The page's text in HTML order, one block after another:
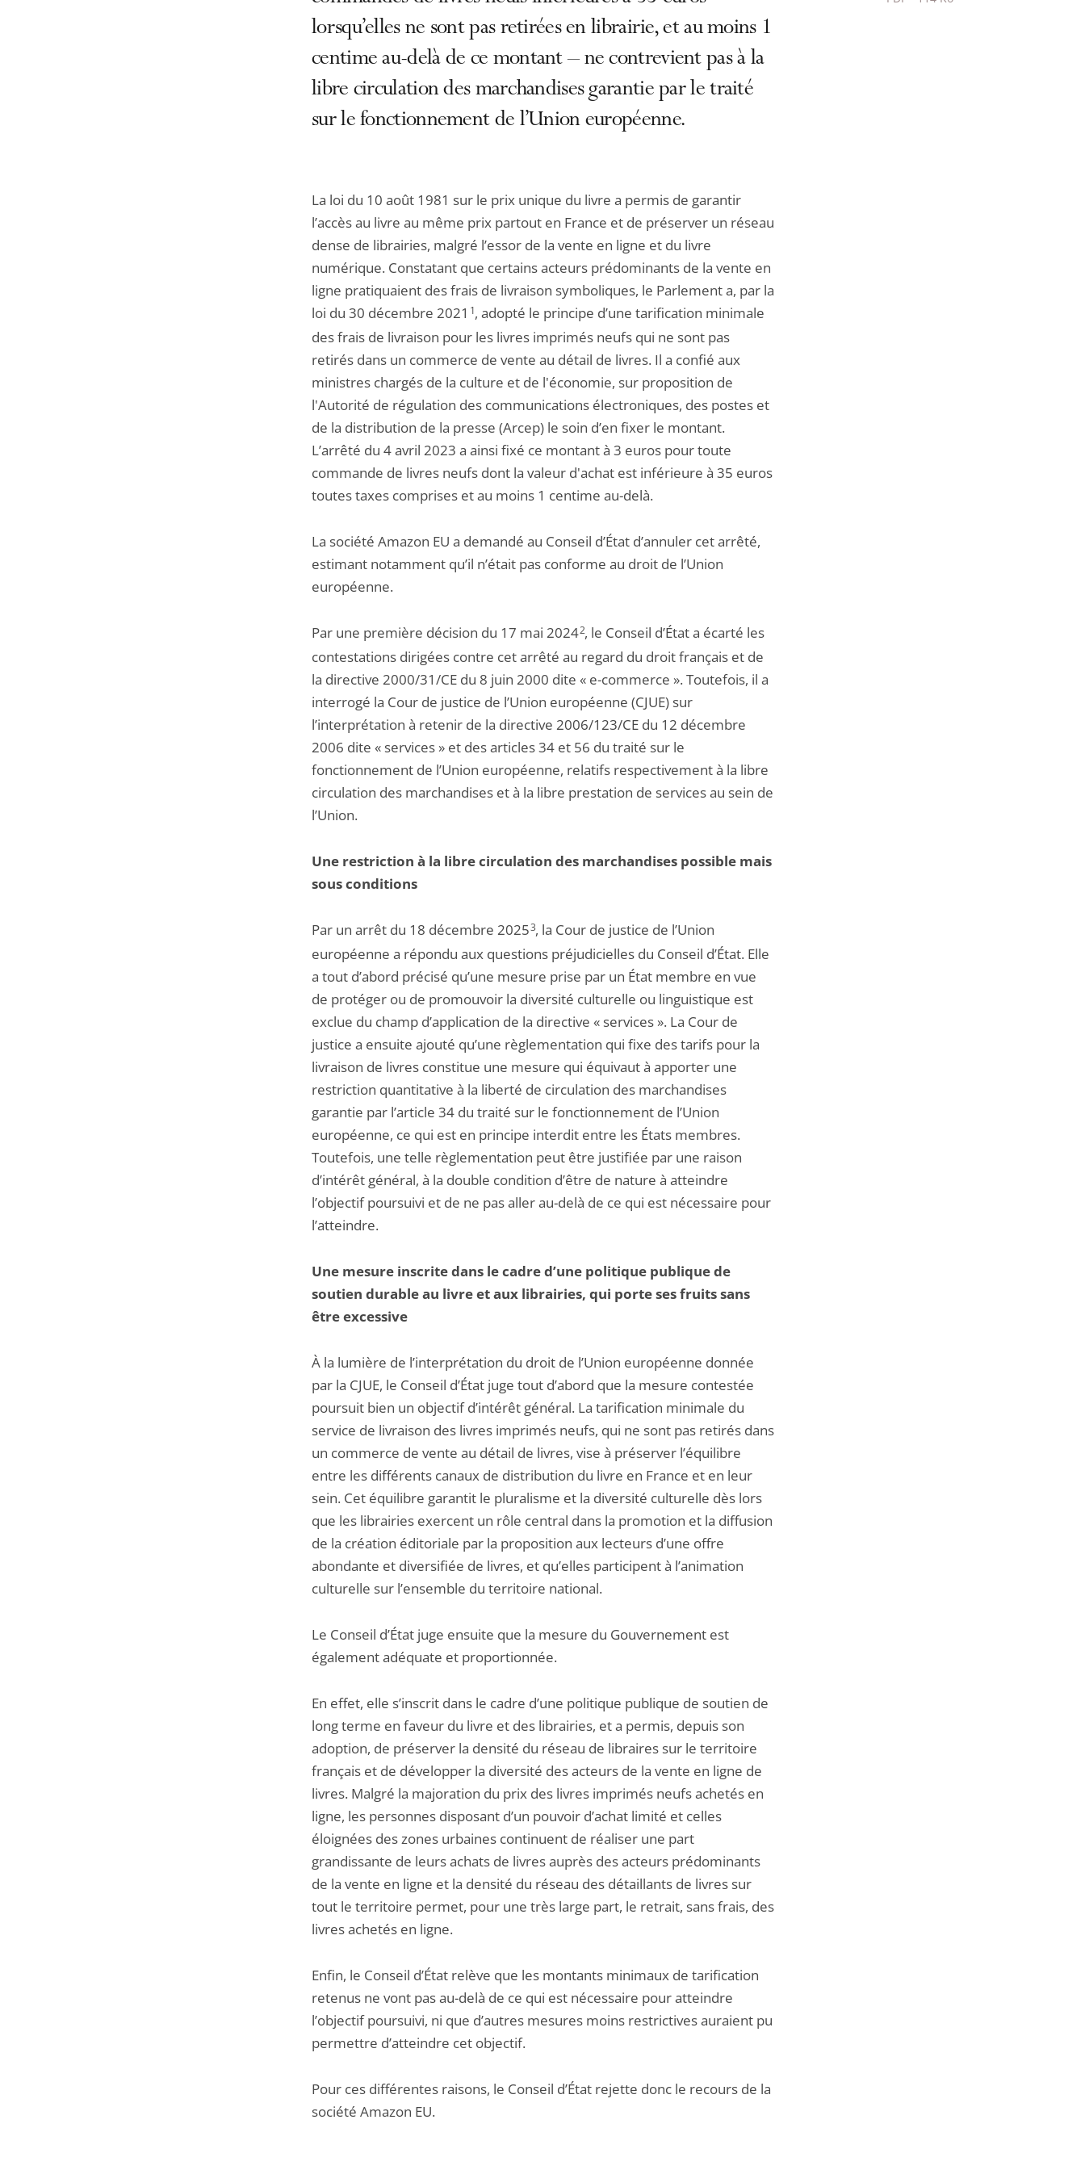
lorsqu’elles ne sont pas retirées en librairie, et au moins 1
centime au-delà de ce montant – ne contrevient pas à la
libre circulation des marchandises garantie par le traité
sur le fonctionnement de l’Union européenne.
La loi du 10 août 1981 sur le prix unique du livre a permis de garantir
l’accès au livre au même prix partout en France et de préserver un réseau
dense de librairies, malgré l’essor de la vente en ligne et du livre
numérique. Constatant que certains acteurs prédominants de la vente en
ligne pratiquaient des frais de livraison symboliques, le Parlement a, par la
loi du 30 décembre 2021 1, adopté le principe d’une tarification minimale
des frais de livraison pour les livres imprimés neufs qui ne sont pas
retirés dans un commerce de vente au détail de livres. Il a confié aux
ministres chargés de la culture et de l'économie, sur proposition de
l'Autorité de régulation des communications électroniques, des postes et
de la distribution de la presse (Arcep) le soin d’en fixer le montant.
L’arrêté du 4 avril 2023 a ainsi fixé ce montant à 3 euros pour toute
commande de livres neufs dont la valeur d'achat est inférieure à 35 euros
toutes taxes comprises et au moins 1 centime au-delà.
La société Amazon EU a demandé au Conseil d’État d’annuler cet arrêté,
estimant notamment qu’il n’était pas conforme au droit de l’Union
européenne.
Par une première décision du 17 mai 20242, le Conseil d’État a écarté les
contestations dirigées contre cet arrêté au regard du droit français et de
la directive 2000/31/CE du 8 juin 2000 dite « e-commerce ». Toutefois, il a
interrogé la Cour de justice de l’Union européenne (CJUE) sur
l’interprétation à retenir de la directive 2006/123/CE du 12 décembre
2006 dite « services » et des articles 34 et 56 du traité sur le
fonctionnement de l’Union européenne, relatifs respectivement à la libre
circulation des marchandises et à la libre prestation de services au sein de
l’Union.
Une restriction à la libre circulation des marchandises possible mais
sous conditions
Par un arrêt du 18 décembre 20253, la Cour de justice de l’Union
européenne a répondu aux questions préjudicielles du Conseil d’État. Elle
a tout d’abord précisé qu’une mesure prise par un État membre en vue
de protéger ou de promouvoir la diversité culturelle ou linguistique est
exclue du champ d’application de la directive « services ». La Cour de
justice a ensuite ajouté qu’une règlementation qui fixe des tarifs pour la
livraison de livres constitue une mesure qui équivaut à apporter une
restriction quantitative à la liberté de circulation des marchandises
garantie par l’article 34 du traité sur le fonctionnement de l’Union
européenne, ce qui est en principe interdit entre les États membres.
Toutefois, une telle règlementation peut être justifiée par une raison
d’intérêt général, à la double condition d’être de nature à atteindre
l’objectif poursuivi et de ne pas aller au-delà de ce qui est nécessaire pour
l’atteindre.
Une mesure inscrite dans le cadre d’une politique publique de
soutien durable au livre et aux librairies, qui porte ses fruits sans
être excessive
À la lumière de l’interprétation du droit de l’Union européenne donnée
par la CJUE, le Conseil d’État juge tout d’abord que la mesure contestée
poursuit bien un objectif d’intérêt général. La tarification minimale du
service de livraison des livres imprimés neufs, qui ne sont pas retirés dans
un commerce de vente au détail de livres, vise à préserver l’équilibre
entre les différents canaux de distribution du livre en France et en leur
sein. Cet équilibre garantit le pluralisme et la diversité culturelle dès lors
que les librairies exercent un rôle central dans la promotion et la diffusion
de la création éditoriale par la proposition aux lecteurs d’une offre
abondante et diversifiée de livres, et qu’elles participent à l’animation
culturelle sur l’ensemble du territoire national.
Le Conseil d’État juge ensuite que la mesure du Gouvernement est
également adéquate et proportionnée.
En effet, elle s’inscrit dans le cadre d’une politique publique de soutien de
long terme en faveur du livre et des librairies, et a permis, depuis son
adoption, de préserver la densité du réseau de libraires sur le territoire
français et de développer la diversité des acteurs de la vente en ligne de
livres. Malgré la majoration du prix des livres imprimés neufs achetés en
ligne, les personnes disposant d’un pouvoir d’achat limité et celles
éloignées des zones urbaines continuent de réaliser une part
grandissante de leurs achats de livres auprès des acteurs prédominants
de la vente en ligne et la densité du réseau des détaillants de livres sur
tout le territoire permet, pour une très large part, le retrait, sans frais, des
livres achetés en ligne.
Enfin, le Conseil d’État relève que les montants minimaux de tarification
retenus ne vont pas au-delà de ce qui est nécessaire pour atteindre
l’objectif poursuivi, ni que d’autres mesures moins restrictives auraient pu
permettre d’atteindre cet objectif.
Pour ces différentes raisons, le Conseil d’État rejette donc le recours de la
société Amazon EU.